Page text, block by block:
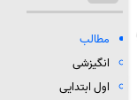
مطالب
انگیزشی
اول ابتدایی